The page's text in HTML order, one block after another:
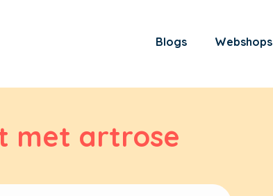
Blogs Webshops
met artrose